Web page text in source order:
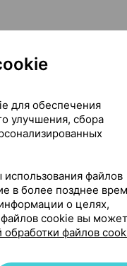
Где купить
3,96
4,23
для обеспечения
улучшения, сбора
файлов
в более позднее
о целях,
файлов cookie вы
обработки файлов